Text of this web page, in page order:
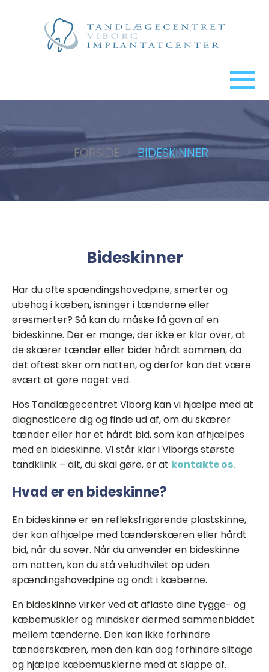
FORSIDE > BIDESKINNER
Bideskinner
Har du ofte spændingshovedpine, smerter og
ubehag i kæben, isninger i tænderne eller
øresmerter? Så kan du måske få gavn af en
bideskinne. Der er mange, der ikke er klar over, at
de skærer tænder eller bider hårdt sammen, da
det oftest sker om natten, og derfor kan det være
svært at gøre noget ved.
Hos Tandlægecentret Viborg kan vi hjælpe med at
diagnosticere dig og finde ud af, om du skærer
tænder eller har et hårdt bid, som kan afhjælpes
med en bideskinne. Vi står klar i Viborgs største
tandklinik – alt, du skal gøre, er at kontakte os.
Hvad er en bideskinne?
En bideskinne er en refleksfrigørende plastskinne,
der kan afhjælpe med tænderskæren eller hårdt
bid, når du sover. Når du anvender en bideskinne
om natten, kan du stå veludhvilet op uden
spændingshovedpine og ondt i kæberne.
En bideskinne virker ved at aflaste dine tygge- og
kæbemuskler og mindsker dermed sammenbiddet
mellem tænderne. Den kan ikke forhindre
tænderskæren, men den kan dog forhindre slitage
og hjælpe kæbemusklerne med at slappe af.